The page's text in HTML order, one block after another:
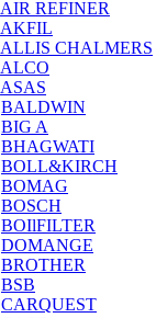
AIR REFINER
AKFIL
ALLIS CHALMERS
ALCO
ASAS
BALDWIN
BIG A
BHAGWATI
BOLL&KIRCH
BOMAG
BOSCH
BOIlFILTER
DOMANGE
BROTHER
BSB
CARQUEST